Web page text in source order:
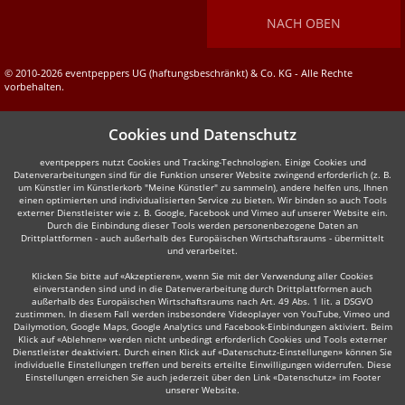
NACH OBEN
© 2010-2026 eventpeppers UG (haftungsbeschränkt) & Co. KG - Alle Rechte
vorbehalten.
Cookies und Datenschutz
eventpeppers nutzt Cookies und Tracking-Technologien. Einige Cookies und
Datenverarbeitungen sind für die Funktion unserer Website zwingend erforderlich (z. B.
um Künstler im Künstlerkorb "Meine Künstler" zu sammeln), andere helfen uns, Ihnen
einen optimierten und individualisierten Service zu bieten. Wir binden so auch Tools
externer Dienstleister wie z. B. Google, Facebook und Vimeo auf unserer Website ein.
Durch die Einbindung dieser Tools werden personenbezogene Daten an
Drittplattformen - auch außerhalb des Europäischen Wirtschaftsraums - übermittelt
und verarbeitet.
Klicken Sie bitte auf «Akzeptieren», wenn Sie mit der Verwendung aller Cookies
einverstanden sind und in die Datenverarbeitung durch Drittplattformen auch
außerhalb des Europäischen Wirtschaftsraums nach Art. 49 Abs. 1 lit. a DSGVO
zustimmen. In diesem Fall werden insbesondere Videoplayer von YouTube, Vimeo und
Dailymotion, Google Maps, Google Analytics und Facebook-Einbindungen aktiviert. Beim
Klick auf «Ablehnen» werden nicht unbedingt erforderlich Cookies und Tools externer
Dienstleister deaktiviert. Durch einen Klick auf «Datenschutz-Einstellungen» können Sie
individuelle Einstellungen treffen und bereits erteilte Einwilligungen widerrufen. Diese
Einstellungen erreichen Sie auch jederzeit über den Link «Datenschutz» im Footer
unserer Website.